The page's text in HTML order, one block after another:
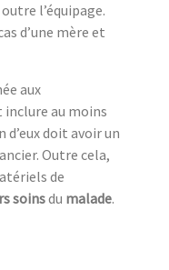
l’équipage.
d’une mère et
aux
au moins
d’eux doit avoir un
Outre cela,
de
soinsdu malade.